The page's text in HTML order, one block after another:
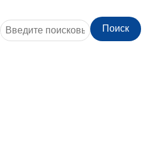
Поиск